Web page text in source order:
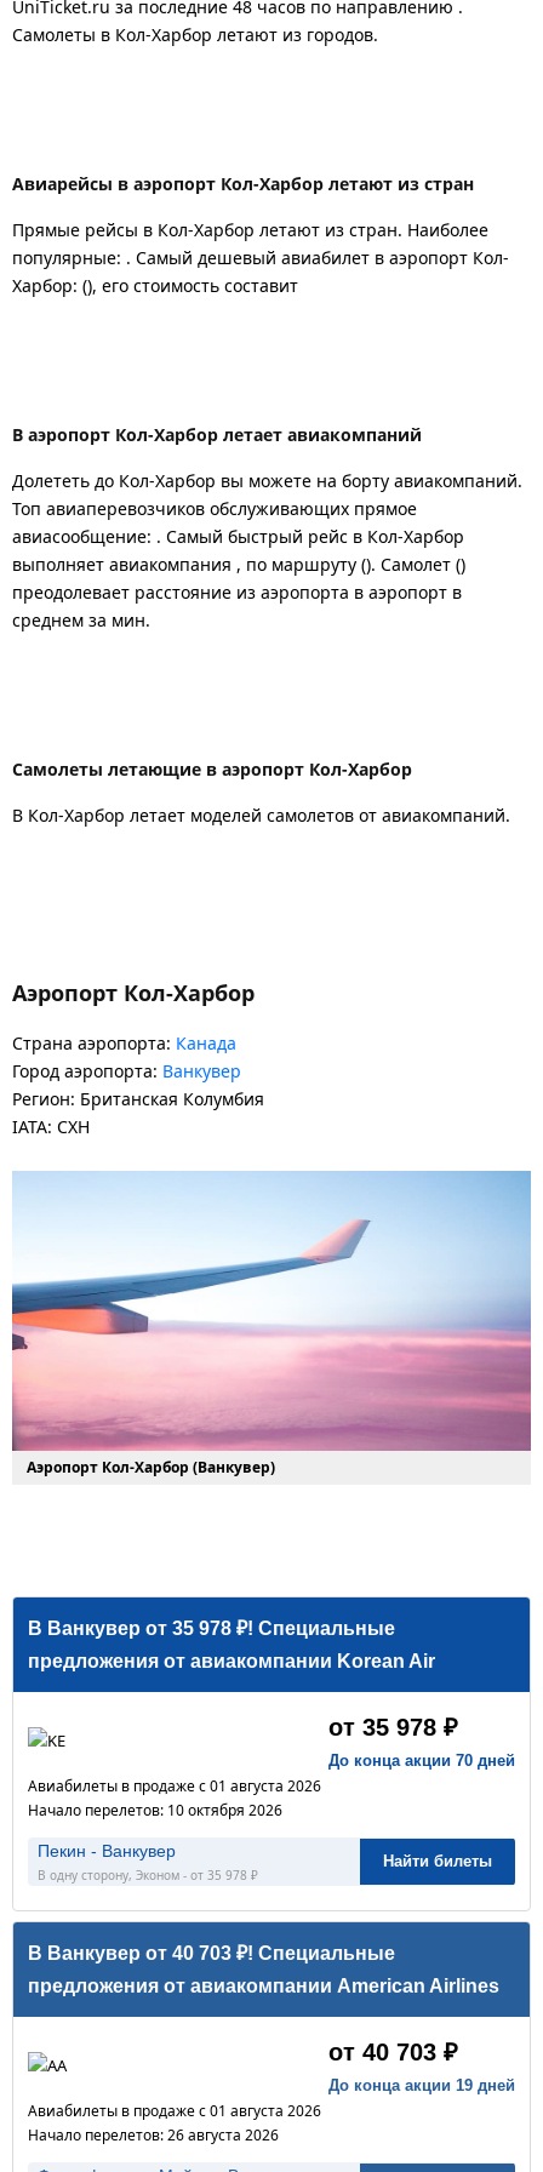
UniTicket.ru за последние 48 часов по направлению .
Самолеты в Кол-Харбор летают из городов.
Авиарейсы в аэропорт Кол-Харбор летают из стран
Прямые рейсы в Кол-Харбор летают из стран. Наиболее
популярные: . Самый дешевый авиабилет в аэропорт Кол-
Харбор: (), его стоимость составит
В аэропорт Кол-Харбор летает авиакомпаний
Долететь до Кол-Харбор вы можете на борту авиакомпаний.
Топ авиаперевозчиков обслуживающих прямое
авиасообщение: . Самый быстрый рейс в Кол-Харбор
выполняет авиакомпания , по маршруту (). Самолет ()
преодолевает расстояние из аэропорта в аэропорт в
среднем за мин.
Самолеты летающие в аэропорт Кол-Харбор
В Кол-Харбор летает моделей самолетов от авиакомпаний.
Аэропорт Кол-Харбор
Страна аэропорта: Канада
Город аэропорта: Ванкувер
Регион: Британская Колумбия
IATA: CXH
Аэропорт Кол-Харбор (Ванкувер)
В Ванкувер от 35 978 ₽! Специальные
предложения от авиакомпании Korean Air
от 35 978 ₽
До конца акции 70 дней
Авиабилеты в продаже с 01 августа 2026
Начало перелетов: 10 октября 2026
Пекин - Ванкувер
В одну сторону, Эконом - от 35 978 ₽
Найти билеты
В Ванкувер от 40 703 ₽! Специальные
предложения от авиакомпании American Airlines
от 40 703 ₽
До конца акции 19 дней
Авиабилеты в продаже с 01 августа 2026
Начало перелетов: 26 августа 2026